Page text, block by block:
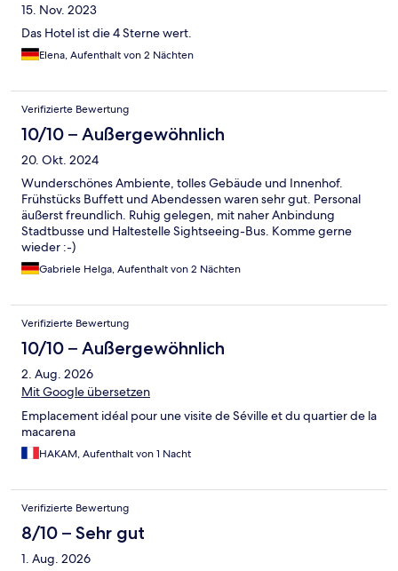
15. Nov. 2023
Das Hotel ist die 4 Sterne wert.
Elena, Aufenthalt von 2 Nächten
Verifizierte Bewertung
10/10 – Außergewöhnlich
20. Okt. 2024
Wunderschönes Ambiente, tolles Gebäude und Innenhof.
Frühstücks Buffett und Abendessen waren sehr gut. Personal
äußerst freundlich. Ruhig gelegen, mit naher Anbindung
Stadtbusse und Haltestelle Sightseeing-Bus. Komme gerne
wieder :-)
Gabriele Helga, Aufenthalt von 2 Nächten
Verifizierte Bewertung
10/10 – Außergewöhnlich
2. Aug. 2026
Mit Google übersetzen
Emplacement idéal pour une visite de Séville et du quartier de la
macarena
HAKAM, Aufenthalt von 1 Nacht
Verifizierte Bewertung
8/10 – Sehr gut
1. Aug. 2026